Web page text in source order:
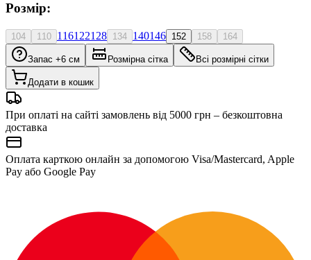
Розмір:
104 110 116122128 134 140146 152 158 164
Запас +6 см Розмірна сітка Всі розмірні сітки
Додати в кошик
При оплаті на сайті замовлень від 5000 грн – безкоштовна
доставка
Оплата карткою онлайн за допомогою Visa/Mastercard, Apple
Pay або Google Pay